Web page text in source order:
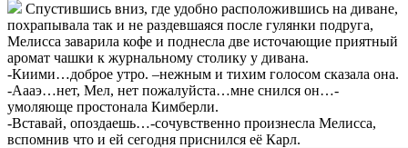
Спустившись вниз, где удобно расположившись на диване,
похрапывала так и не раздевшаяся после гулянки подруга,
Мелисса заварила кофе и поднесла две источающие приятный
аромат чашки к журнальному столику у дивана.
-Киими…доброе утро. –нежным и тихим голосом сказала она.
-Аааэ…нет, Мел, нет пожалуйста…мне снился он…-
умоляюще простонала Кимберли.
-Вставай, опоздаешь…-сочувственно произнесла Мелисса,
вспомнив что и ей сегодня приснился её Карл.